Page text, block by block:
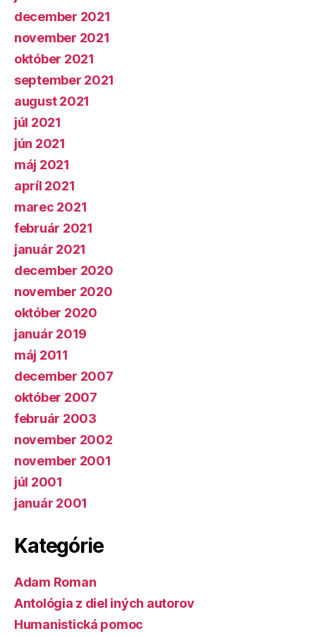
december 2021
november 2021
október 2021
september 2021
august 2021
júl 2021
jún 2021
máj 2021
apríl 2021
marec 2021
február 2021
január 2021
december 2020
november 2020
október 2020
január 2019
máj 2011
december 2007
október 2007
február 2003
november 2002
november 2001
júl 2001
január 2001
Kategórie
Adam Roman
Antológia z diel iných autorov
Humanistická pomoc